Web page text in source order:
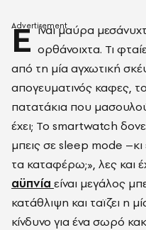
Ε ίναι μαύρα
ορθάνοιχτα. Τι
από τη μία αγχωτική
απογευματινός καφες,
πατατάκια που
έχει; Το smartwatch
μπεις σε sleep mode –κι
τα καταφέρω;», λες και
αϋπνία είναι μεγάλος
κατάθλιψη και ταϊζει η
κίνδυνο για ένα σωρό